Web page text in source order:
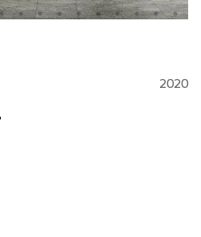
2020